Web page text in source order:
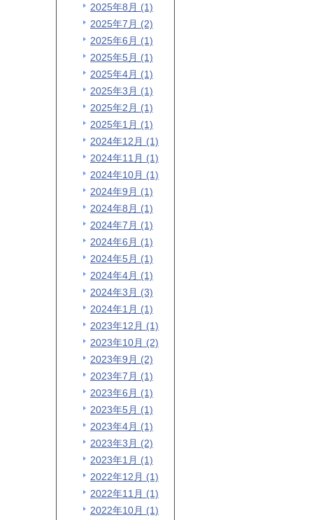
2025年8月 (1)
2025年7月 (2)
2025年6月 (1)
2025年5月 (1)
2025年4月 (1)
2025年3月 (1)
2025年2月 (1)
2025年1月 (1)
2024年12月 (1)
2024年11月 (1)
2024年10月 (1)
2024年9月 (1)
2024年8月 (1)
2024年7月 (1)
2024年6月 (1)
2024年5月 (1)
2024年4月 (1)
2024年3月 (3)
2024年1月 (1)
2023年12月 (1)
2023年10月 (2)
2023年9月 (2)
2023年7月 (1)
2023年6月 (1)
2023年5月 (1)
2023年4月 (1)
2023年3月 (2)
2023年1月 (1)
2022年12月 (1)
2022年11月 (1)
2022年10月 (1)